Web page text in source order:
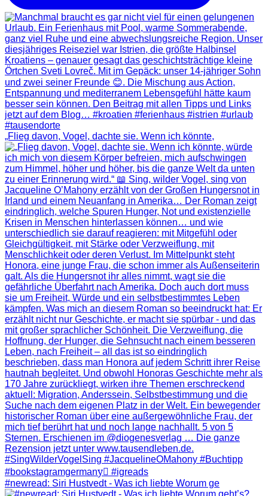
„Flieg davon, Vogel, dachte sie. Wenn ich könnte,
#newread: Siri Hustvedt - Was ich liebte Worum ge